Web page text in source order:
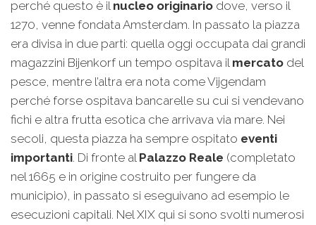
perché questo è il nucleo originario dove, verso il
1270, venne fondata Amsterdam. In passato la piazza
era divisa in due parti: quella oggi occupata dai grandi
magazzini Bijenkorf un tempo ospitava il mercato del
pesce, mentre l’altra era nota come Vijgendam
perché forse ospitava bancarelle su cui si vendevano
fichi e altra frutta esotica che arrivava via mare. Nei
secoli, questa piazza ha sempre ospitato eventi
importanti. Di fronte al Palazzo Reale (completato
nel 1665 e in origine costruito per fungere da
municipio), in passato si eseguivano ad esempio le
esecuzioni capitali. Nel XIX qui si sono svolti numerosi